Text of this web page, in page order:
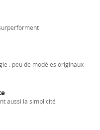
: peu de modèles originaux
aussi la simplicité